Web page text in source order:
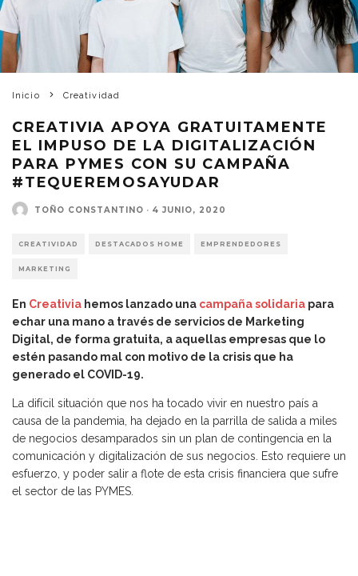
Inicio Creatividad
CREATIVIA APOYA GRATUITAMENTE
EL IMPUSO DE LA DIGITALIZACIÓN
PARA PYMES CON SU CAMPAÑA
#TEQUEREMOSAYUDAR
TOÑO CONSTANTINO · 4 JUNIO, 2020
CREATIVIDAD DESTACADOS HOME EMPRENDEDORES
MARKETING
En Creativia hemos lanzado una campaña solidaria para
echar una mano a través de servicios de Marketing
Digital, de forma gratuita, a aquellas empresas que lo
estén pasando mal con motivo de la crisis que ha
generado el COVID-19.
La difícil situación que nos ha tocado vivir en nuestro país a
causa de la pandemia, ha dejado en la parrilla de salida a miles
de negocios desamparados sin un plan de contingencia en la
comunicación y digitalización de sus negocios. Esto requiere un
esfuerzo, y poder salir a flote de esta crisis financiera que sufre
el sector de las PYMES.